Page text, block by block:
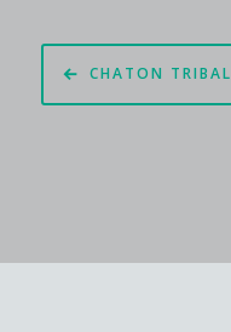
Navigation
de
CHATON TRIBAL